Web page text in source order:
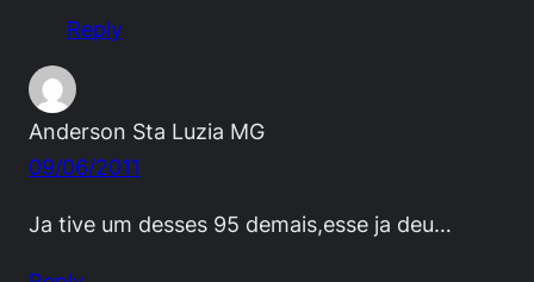
Reply
Anderson Sta Luzia MG
09/06/2011
Ja tive um desses 95 demais,esse ja deu…